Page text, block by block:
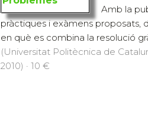
Amb la
pràctiques i exàmens
en què es combina la resolució
(Universitat Politècnica de
2010) · 10 €